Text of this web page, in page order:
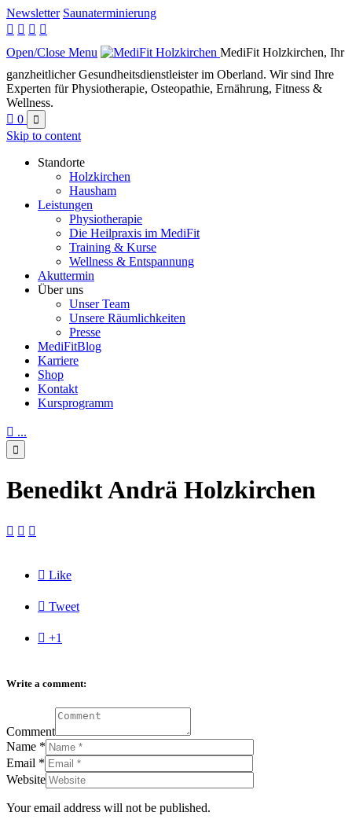
Newsletter Saunaterminierung
   
Open/Close Menu
MediFit Holzkirchen, Ihr
ganzheitlicher Gesundheitsdienstleister im Oberland. Wir sind Ihre
Experten für Physiotherapie, Osteopathie, Ernährung, Fitness &
Wellness.
 0 
Skip to content
Standorte
Holzkirchen
Hausham
Leistungen
Physiotherapie
Die Heilpraxis im MediFit
Training & Kurse
Wellness & Entspannung
Akuttermin
Über uns
Unser Team
Unsere Räumlichkeiten
Presse
MediFitBlog
Karriere
Shop
Kontakt
Kursprogramm
 ...

Benedikt Andrä Holzkirchen
  
 Like
 Tweet
 +1
Write a comment:
Comment
Name *
Email *
Website
Your email address will not be published.